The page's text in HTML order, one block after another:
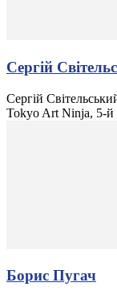
Сергій
Сергій
Tokyo Art Ninja, 5-й
Борис Пугач